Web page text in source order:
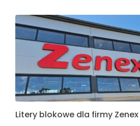
Litery blokowe dla firmy Zenex